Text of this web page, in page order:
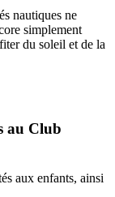
nautiques ne
simplement
du soleil et de la
au Club
aux enfants, ainsi